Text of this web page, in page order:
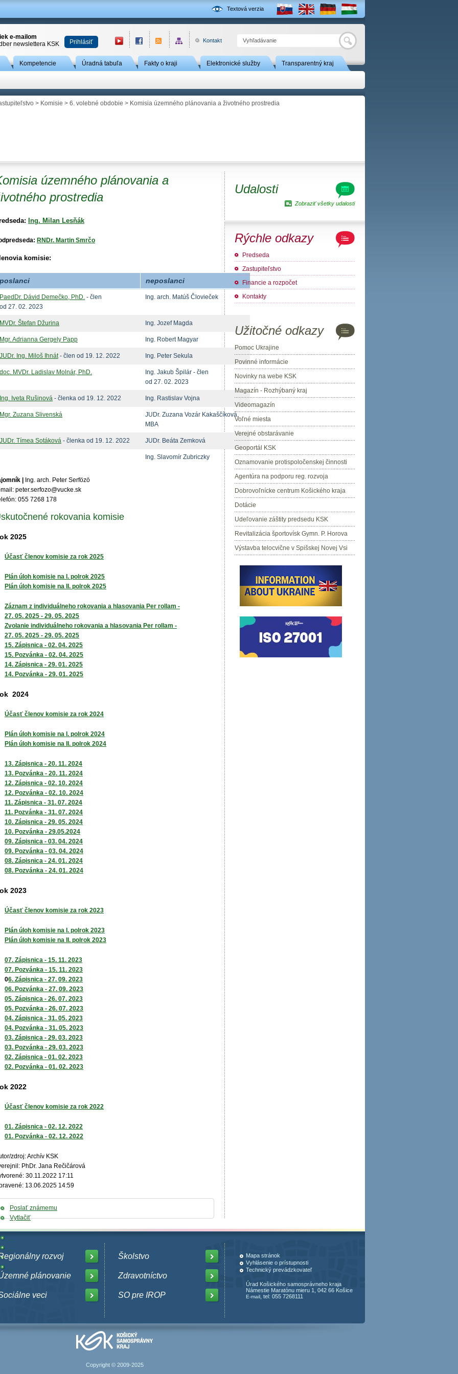
Textová verzia
Hľadať
e-mailom
newslettera KSK
Prihlásiť Kontakt
Kompetencie Úradná tabuľa Fakty o kraji Elektronické služby Transparentný kraj
> Komisie > 6. volebné obdobie > Komisia územného plánovania a životného prostredia
územného plánovania a
prostredia
Ing. Milan Lesňák
RNDr. Martin Smrčo
komisie:
poslanci neposlanci
PaedDr. Dávid Demečko, PhD. - člen
od 27. 02. 2023
Ing. arch. Matúš Človieček
MVDr. Štefan Džurina Ing. Jozef Magda
Mgr. Adrianna Gergely Papp Ing. Robert Magyar
JUDr. Ing. Miloš Ihnát- člen od 19. 12. 2022 Ing. Peter Sekula
doc. MVDr. Ladislav Molnár, PhD.
Ing. Jakub Špilár - člen
od 27. 02. 2023
Ing. Iveta Rušinová - členka od 19. 12. 2022 Ing. Rastislav Vojna
Mgr. Zuzana Slivenská
JUDr. Zuzana Vozár Kakaščíková,
MBA
JUDr. Tímea Sotáková - členka od 19. 12. 2022 JUDr. Beáta Zemková
Ing. Slavomír Zubriczky
|
Ing. arch. Peter Serfözö
peter.serfozo@vucke.sk
055 7268 178
rokovania komisie
2025
Účasť členov komisie za rok 2025
Plán úloh komisie na I. polrok 2025
Plán úloh komisie na II. polrok 2025
Záznam z individuálneho rokovania a hlasovania Per rollam -
27. 05. 2025 - 29. 05. 2025
Zvolanie individuálneho rokovania a hlasovania Per rollam -
27. 05. 2025 - 29. 05. 2025
15. Zápisnica - 02. 04. 2025
15. Pozvánka - 02. 04. 2025
14. Zápisnica - 29. 01. 2025
14. Pozvánka - 29. 01. 2025
2024
Účasť členov komisie za rok 2024
Plán úloh komisie na I. polrok 2024
Plán úloh komisie na II. polrok 2024
13. Zápisnica - 20. 11. 2024
13. Pozvánka - 20. 11. 2024
12. Zápisnica - 02. 10. 2024
12. Pozvánka - 02. 10. 2024
11. Zápisnica - 31. 07. 2024
11. Pozvánka - 31. 07. 2024
10. Zápisnica - 29. 05. 2024
10. Pozvánka - 29.05.2024
09. Zápisnica - 03. 04. 2024
09. Pozvánka - 03. 04. 2024
08. Zápisnica - 24. 01. 2024
08. Pozvánka - 24. 01. 2024
2023
Účasť členov komisie za rok 2023
Plán úloh komisie na I. polrok 2023
Plán úloh komisie na II. polrok 2023
07. Zápisnica - 15. 11. 2023
07. Pozvánka - 15. 11. 2023
06. Zápisnica - 27. 09. 2023
06. Pozvánka - 27. 09. 2023
05. Zápisnica - 26. 07. 2023
05. Pozvánka - 26. 07. 2023
04. Zápisnica - 31. 05. 2023
04. Pozvánka - 31. 05. 2023
03. Zápisnica - 29. 03. 2023
03. Pozvánka - 29. 03. 2023
02. Zápisnica - 01. 02. 2023
02. Pozvánka - 01. 02. 2023
2022
Účasť členov komisie za rok 2022
01. Zápisnica - 02. 12. 2022
01. Pozvánka - 02. 12. 2022
zdroj: Archív KSK
PhDr. Jana Rečičárová
30.11.2022 17:11
13.06.2025 14:59
Poslať známemu
Vytlačiť
Udalosti
Zobraziť všetky udalosti
Rýchle odkazy
Predseda
Zastupiteľstvo
Financie a rozpočet
Kontakty
Užitočné odkazy
Pomoc Ukrajine
Povinné informácie
Novinky na webe KSK
Magazín - Rozhýbaný kraj
Videomagazín
Voľné miesta
Verejné obstarávanie
Geoportál KSK
Oznamovanie protispoločenskej činnosti
Agentúra na podporu reg. rozvoja
Dobrovoľnícke centrum Košického kraja
Dotácie
Udeľovanie záštity predsedu KSK
Revitalizácia športovísk Gymn. P. Horova
Výstavba telocvične v Spišskej Novej Vsi
rozvoj
plánovanie
veci
Školstvo
Zdravotníctvo
SO pre IROP
Mapa stránok
Vyhlásenie o prístupnosti
Technický prevádzkovateľ
Úrad Košického samosprávneho kraja
Námestie Maratónu mieru 1, 042 66 Košice
E-mail , tel: 055 7268111
Copyright © 2009-2025